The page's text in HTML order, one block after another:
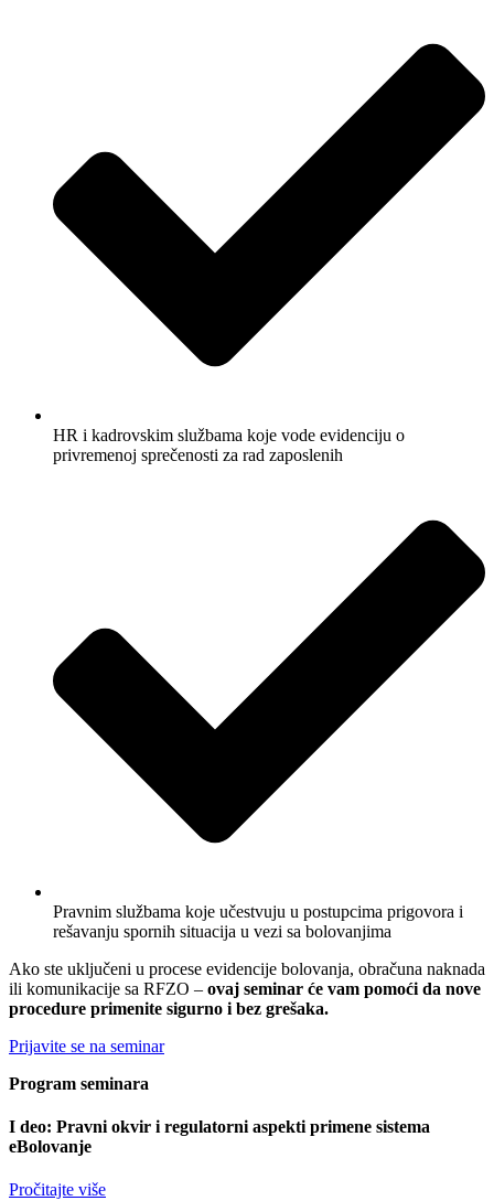
HR i kadrovskim službama koje vode evidenciju o
privremenoj sprečenosti za rad zaposlenih
Pravnim službama koje učestvuju u postupcima prigovora i
rešavanju spornih situacija u vezi sa bolovanjima
Ako ste uključeni u procese evidencije bolovanja, obračuna naknada
ili komunikacije sa RFZO – ovaj seminar će vam pomoći da nove
procedure primenite sigurno i bez grešaka.
Prijavite se na seminar
Program seminara
I deo: Pravni okvir i regulatorni aspekti primene sistema
eBolovanje
Pročitajte više